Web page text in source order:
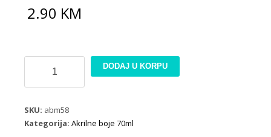
2.90 KM
70ml
ljubicasta
količina
DODAJ U KORPU
SKU: abm58
Kategorija: Akrilne boje 70ml